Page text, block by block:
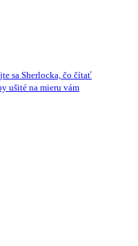
sa Sherlocka, čo čítať
ušité na mieru vám